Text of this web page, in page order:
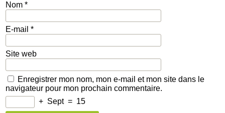
Nom *
E-mail *
Site web
Enregistrer mon nom, mon e-mail et mon site dans le
navigateur pour mon prochain commentaire.
+ Sept = 15